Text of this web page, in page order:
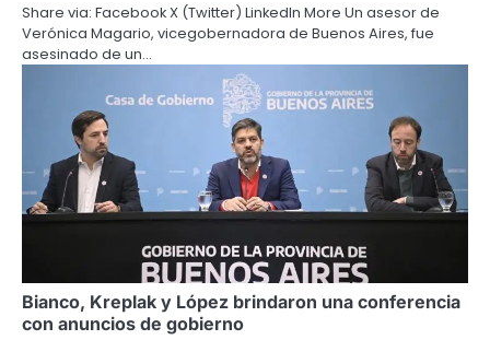
Share via: Facebook X (Twitter) LinkedIn More Un asesor de
Verónica Magario, vicegobernadora de Buenos Aires, fue
asesinado de un…
Bianco, Kreplak y López brindaron una conferencia
con anuncios de gobierno